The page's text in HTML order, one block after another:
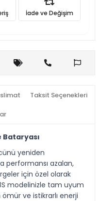
İade ve Değişim
Taksit Seçenekleri
Bataryası
yeniden
performansı azalan,
için özel olarak
modelinizle tam uyum
ömür ve istikrarlı enerji